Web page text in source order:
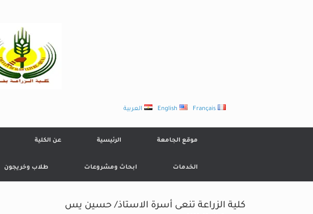
العربية English Français
موقع الجامعة الرئيسية عن الكلية
الخدمات ابحاث ومشروعات طلاب وخريجون
كلية الزراعة تنعى أسرة الاستاذ/ حسين يس